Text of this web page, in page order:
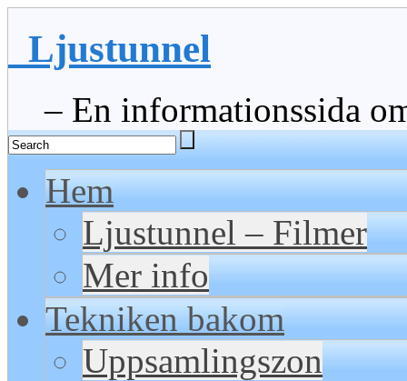
Ljustunnel
– En informationssida
Hem
Ljustunnel – Filmer
Mer info
Tekniken bakom
Uppsamlingszon